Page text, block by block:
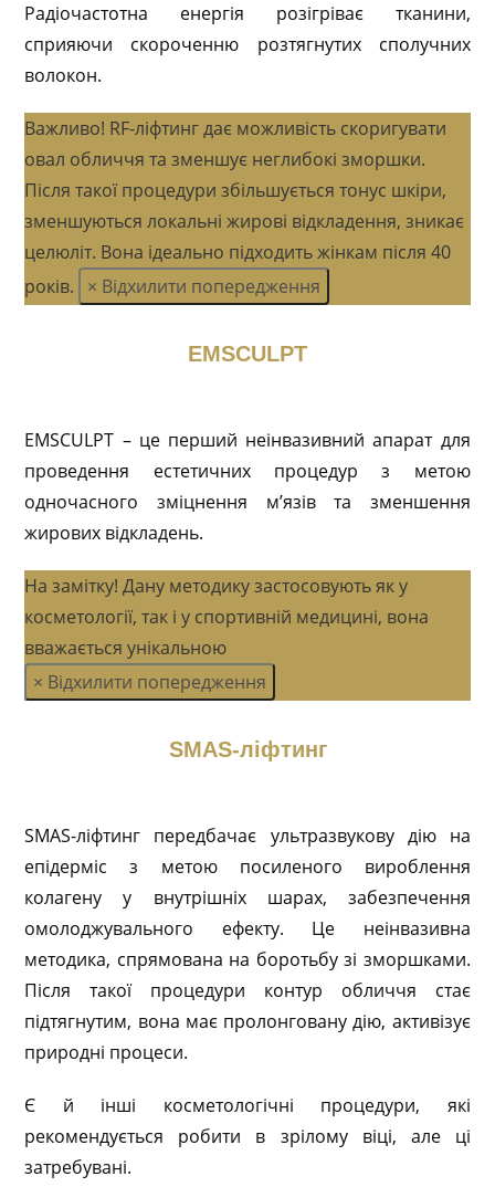
Радіочастотна енергія розігріває тканини,
сприяючи скороченню розтягнутих сполучних
волокон.
Важливо! RF-ліфтинг дає можливість скоригувати
овал обличчя та зменшує неглибокі зморшки.
Після такої процедури збільшується тонус шкіри,
зменшуються локальні жирові відкладення, зникає
целюліт. Вона ідеально підходить жінкам після 40
років.
× Відхилити попередження
EMSCULPT
EMSCULPT – це перший неінвазивний апарат для
проведення естетичних процедур з метою
одночасного зміцнення м’язів та зменшення
жирових відкладень.
На замітку! Дану методику застосовують як у
косметології, так і у спортивній медицині, вона
вважається унікальною
× Відхилити попередження
SMAS-ліфтинг
SMAS-ліфтинг передбачає ультразвукову дію на
епідерміс з метою посиленого вироблення
колагену у внутрішніх шарах, забезпечення
омолоджувального ефекту. Це неінвазивна
методика, спрямована на боротьбу зі зморшками.
Після такої процедури контур обличчя стає
підтягнутим, вона має пролонговану дію, активізує
природні процеси.
Є й інші косметологічні процедури, які
рекомендується робити в зрілому віці, але ці
затребувані.